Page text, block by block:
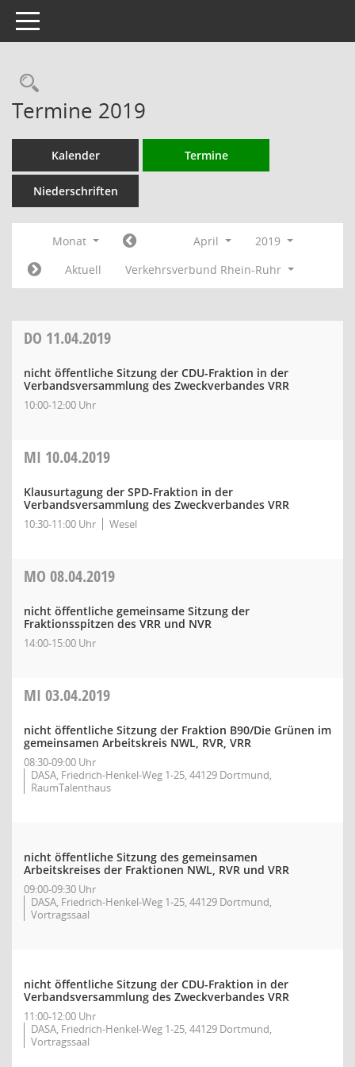
Toggle navigation
Rechercheauswahl
Termine 2019
Kalender Termine
Niederschriften
Monat April
2019
Aktuell
Verkehrsverbund Rhein-Ruhr
DO 11.04.2019
nicht öffentliche Sitzung der CDU-Fraktion in der
Verbandsversammlung des Zweckverbandes VRR
10:00-12:00 Uhr
MI 10.04.2019
Klausurtagung der SPD-Fraktion in der
Verbandsversammlung des Zweckverbandes VRR
10:30-11:00 Uhr Wesel
MO 08.04.2019
nicht öffentliche gemeinsame Sitzung der
Fraktionsspitzen des VRR und NVR
14:00-15:00 Uhr
MI 03.04.2019
nicht öffentliche Sitzung der Fraktion B90/Die Grünen im
gemeinsamen Arbeitskreis NWL, RVR, VRR
08:30-09:00 Uhr
DASA, Friedrich-Henkel-Weg 1-25, 44129 Dortmund,
RaumTalenthaus
nicht öffentliche Sitzung des gemeinsamen
Arbeitskreises der Fraktionen NWL, RVR und VRR
09:00-09:30 Uhr
DASA, Friedrich-Henkel-Weg 1-25, 44129 Dortmund,
Vortragssaal
nicht öffentliche Sitzung der CDU-Fraktion in der
Verbandsversammlung des Zweckverbandes VRR
11:00-12:00 Uhr
DASA, Friedrich-Henkel-Weg 1-25, 44129 Dortmund,
Vortragssaal